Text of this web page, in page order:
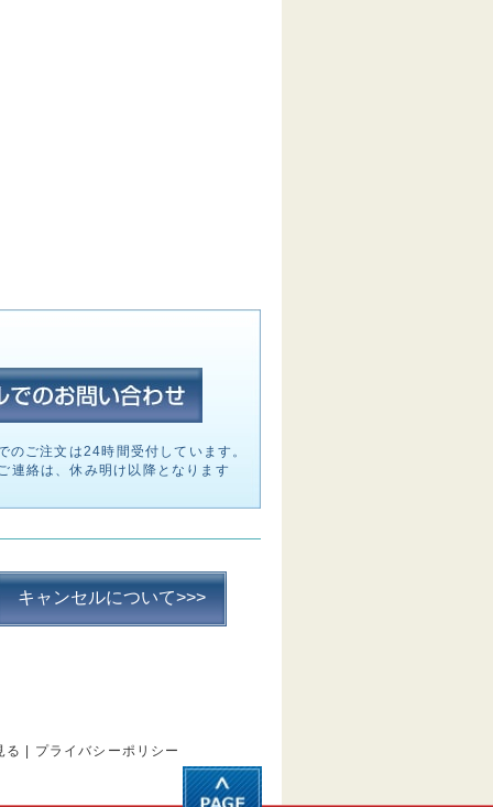
ご注文は24時間受付しています。
連絡は、休み明け以降となります
キャンセルについて>>>
る プライバシーポリシー